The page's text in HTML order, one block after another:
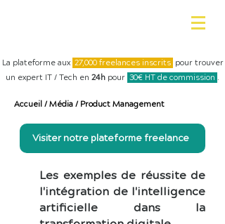
La plateforme aux 27,000 freelances inscrits pour trouver
un expert IT / Tech en 24h pour 30€ HT de commission .
Accueil / Média / Product Management
Visiter notre plateforme freelance
Les exemples de réussite de
l'intégration de l'intelligence
artificielle dans la